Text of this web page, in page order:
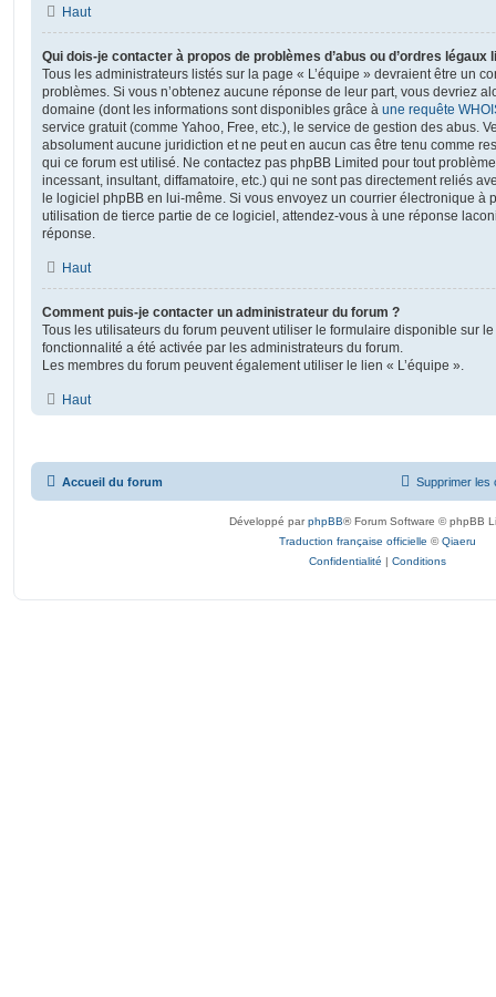
Haut
Qui dois-je contacter à propos de problèmes d’abus ou d’ordres légaux
Tous les administrateurs listés sur la page « L’équipe » devraient être un
problèmes. Si vous n’obtenez aucune réponse de leur part, vous devriez
domaine (dont les informations sont disponibles grâce à une requête
service gratuit (comme Yahoo, Free, etc.), le service de gestion des abus.
absolument aucune juridiction et ne peut en aucun cas être tenu comme
qui ce forum est utilisé. Ne contactez pas phpBB Limited pour tout
incessant, insultant, diffamatoire, etc.) qui ne sont pas directement reliés
le logiciel phpBB en lui-même. Si vous envoyez un courrier électronique à
utilisation de tierce partie de ce logiciel, attendez-vous à une réponse
réponse.
Haut
Comment puis-je contacter un administrateur du forum ?
Tous les utilisateurs du forum peuvent utiliser le formulaire disponible sur
fonctionnalité a été activée par les administrateurs du forum.
Les membres du forum peuvent également utiliser le lien « L’équipe ».
Haut
Accueil du forum Supprimer les
Développé parphpBB® Forum Software © phpBB
Traduction française officielle ©Qiaeru
Confidentialité | Conditions